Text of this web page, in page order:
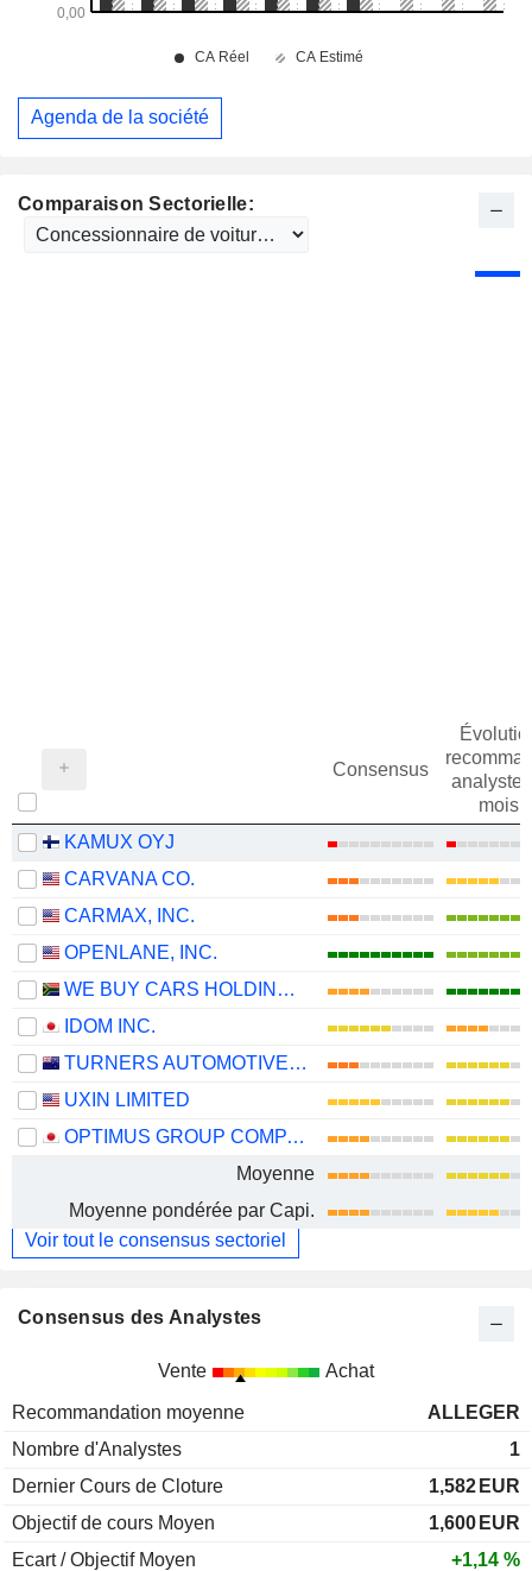
Comparaison Sectorielle:
Consensus
mois
KAMUX OYJ
CARVANA CO.
CARMAX, INC.
OPENLANE, INC.
WE BUY CARS HOLDINGS LIMITED
IDOM INC.
TURNERS AUTOMOTIVE GROUP LIMITED
UXIN LIMITED
OPTIMUS GROUP COMPANY LIMITED
Moyenne
Moyenne pondérée par Capi.
Voir tout le consensus sectoriel
Consensus des Analystes
Vente Achat
Recommandation moyenne
ALLEGER
Nombre d'Analystes
1
Dernier Cours de Cloture
1,582 EUR
Objectif de cours Moyen
1,600 EUR
Ecart / Objectif Moyen
+1,14 %
Agenda de la société